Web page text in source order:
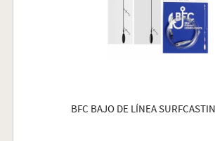
BFC BAJO DE LÍNEA